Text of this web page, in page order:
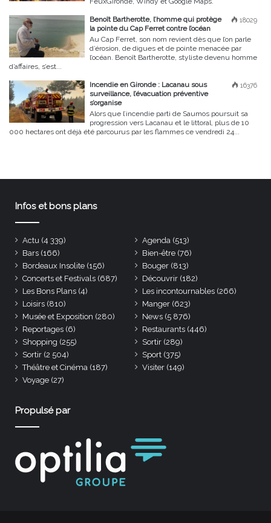
18029
Benoît Bartherotte, l’homme qui protège
la pointe du Cap Ferret contre l’océan
Au Cap Ferret, son nom revient dès que l’on parle
d’érosion, de digues et de pointe menacée par
l’océan. Benoît Bartherotte, styliste devenu homme
d’affaires, s’est...
16376
Incendie en Gironde : Lacanau sous
surveillance, l’évacuation préventive
s’organise
Alors que l’incendie parti de Saumos poursuit sa
progression vers Lacanau et le littoral, plus de 10
000 hectares ont déjà été parcourus par les flammes ce vendredi 24...
Infos et bons plans
Actu (4 339) Agenda (513)
Bars (166) Bien-être (76)
Bordeaux Insolite (156) Bouger (813)
Concerts et Festivals (687) Découvrir (182)
Les Bons Plans (4) Les incontournables (266)
Loisirs (810) Manger (623)
Musée et Exposition (280) News (5 876)
Reportages (6) Restaurants (446)
Shopping (255) Sortir (289)
Sortir (2 504) Sport (375)
Théâtre et Cinéma (187) Visiter (149)
Voyage (27)
Propulsé par